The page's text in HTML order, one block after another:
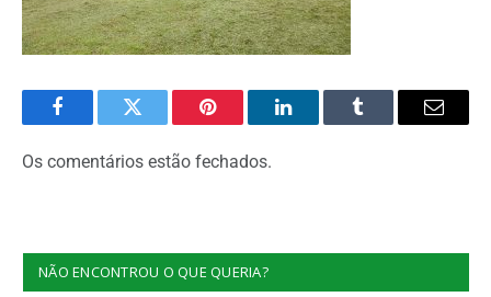
FacebookTwitter Pinterest O
Tumblr
E-
Os comentários estão fechados.
NÃO ENCONTROU O QUE QUERIA?